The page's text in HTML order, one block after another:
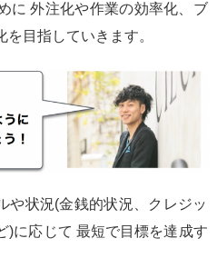
に 外注化や作業の効率化、ブ
目指していきます。
や状況(金銭的状況、クレジッ
)に応じて 最短で目標を達成す